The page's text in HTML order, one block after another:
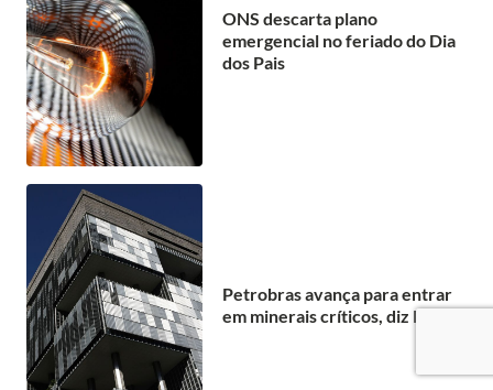
ONS descarta plano
emergencial no feriado do Dia
dos Pais
Petrobras avança para entrar
em minerais críticos, diz Magda